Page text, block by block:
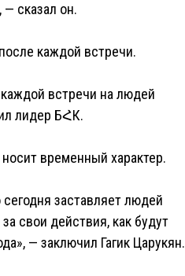
сказал он.
каждой встречи.
встречи на людей
лидер БՀК.
временный характер.
заставляет людей
свои действия, как будут
— заключил Гагик Царукян.